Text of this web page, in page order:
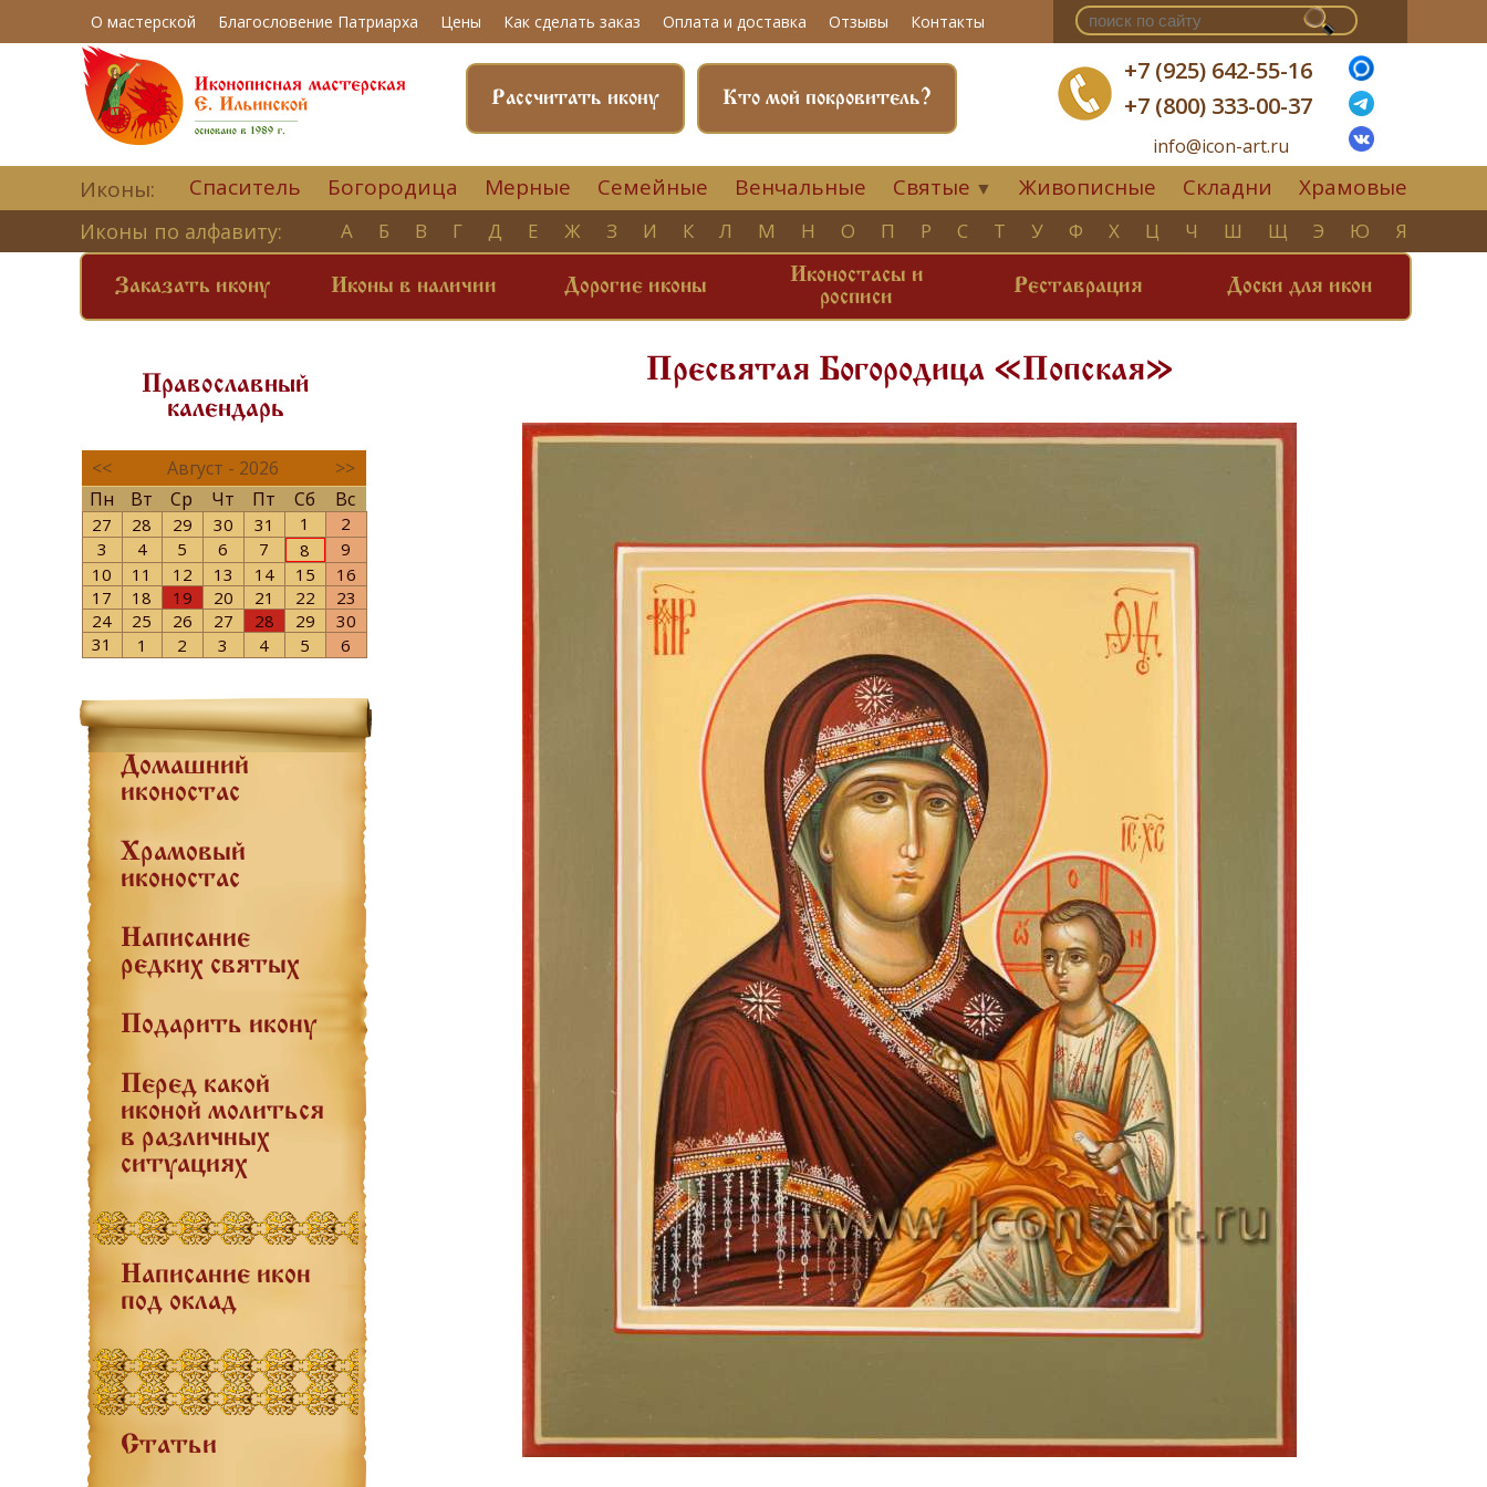
О мастерской Благословение Патриарха Цены Как сделать заказ Оплата и доставка Отзывы Контакты
+7 (925) 642-55-16
+7 (800) 333-00-37
info@icon-art.ru
Кто мой покровитель?
Рассчитать икону
Иконы: Спаситель Богородица Мерные Семейные Венчальные Святые ▼ Живописные Складни Храмовые
Иконы по алфавиту: А Б В Г Д Е Ж З И К Л М Н О П Р С Т У Ф Х Ц Ч Ш Щ Э Ю Я
Заказать икону Иконы в наличии Дорогие иконы
Иконостасы и
росписи
Реставрация Доски для икон
Православный
календарь
<< Август - 2026
>>
Пн
Вт Ср Чт Пт Сб Вс
27 28 29 30 31 1
2
3
4 5 6 7 8
9
10
11 12 13 14 15
16
17
18 19 20 21 22
23
24
25 26 27 28 29
30
31
1 2 3 4 5 6
Домашний
иконостас
Храмовый
иконостас
Написание
редких святых
Подарить икону
Перед какой
иконой молиться
в различных
ситуациях
Написание икон
под оклад
Статьи
Пресвятая Богородица «Попская»